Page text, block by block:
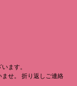
ます。
せ。 折り返しご連絡